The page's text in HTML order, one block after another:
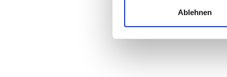
und die Zugriffe auf unsere
Ablehnen